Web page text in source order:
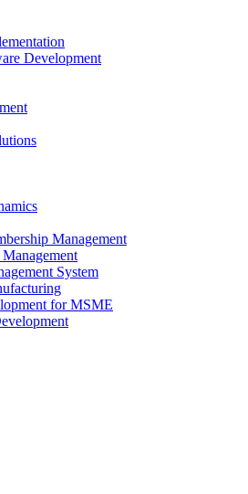
Development
Management
System
for MSME